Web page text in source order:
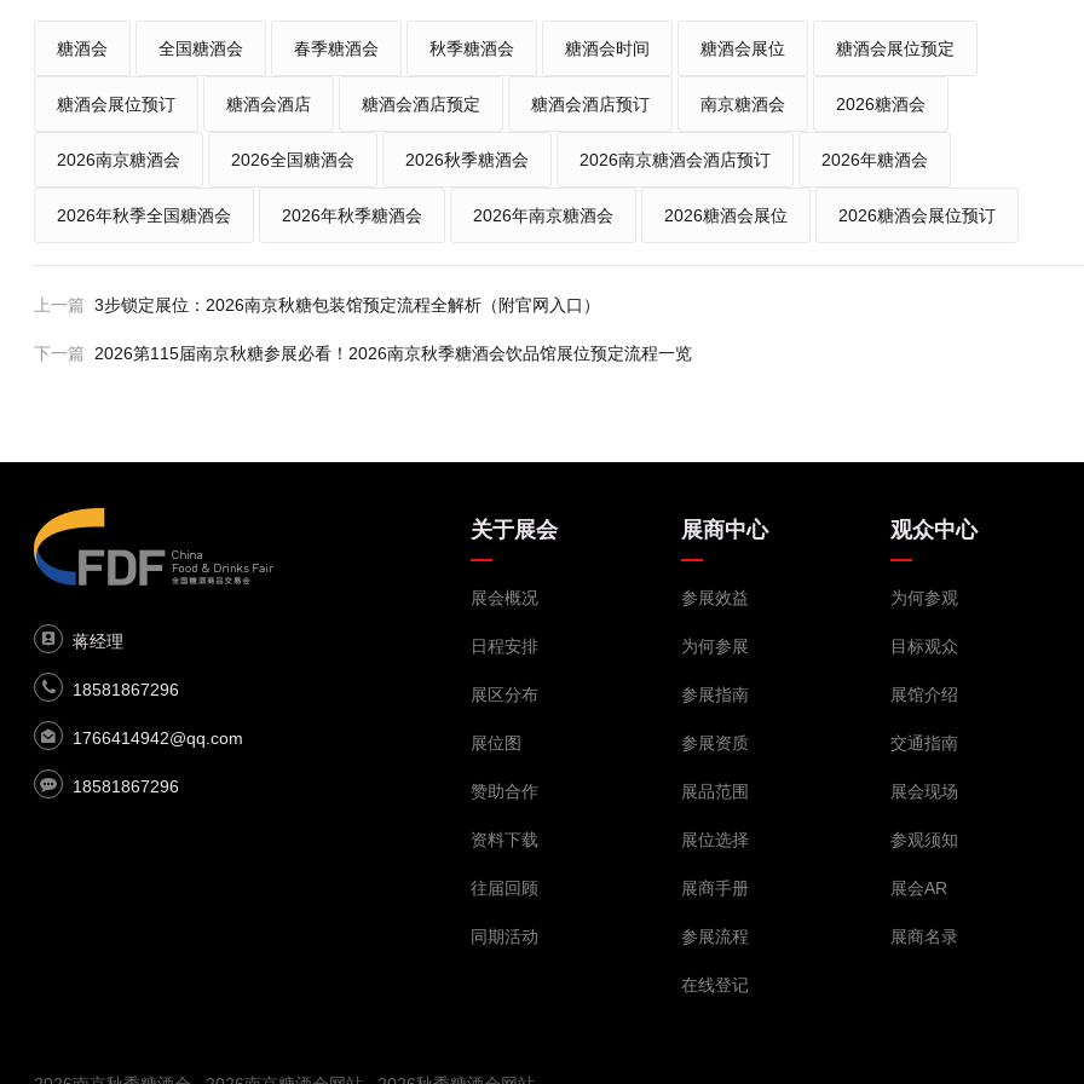
糖酒会 全国糖酒会 春季糖酒会 秋季糖酒会 糖酒会时间 糖酒会展位 糖酒会展位预定
糖酒会展位预订 糖酒会酒店 糖酒会酒店预定 糖酒会酒店预订 南京糖酒会 2026糖酒会
2026南京糖酒会 2026全国糖酒会 2026秋季糖酒会 2026南京糖酒会酒店预订 2026年糖酒会
2026年秋季全国糖酒会 2026年秋季糖酒会 2026年南京糖酒会 2026糖酒会展位 2026糖酒会展位预订
上一篇 3步锁定展位：2026南京秋糖包装馆预定流程全解析（附官网入口）
下一篇 2026第115届南京秋糖参展必看！2026南京秋季糖酒会饮品馆展位预定流程一览
蒋经理
18581867296
1766414942@qq.com
18581867296
关于展会
展会概况
日程安排
展区分布
展位图
赞助合作
资料下载
往届回顾
同期活动
展商中心
参展效益
为何参展
参展指南
参展资质
展品范围
展位选择
展商手册
参展流程
在线登记
观众中心
为何参观
目标观众
展馆介绍
交通指南
展会现场
参观须知
展会AR
展商名录